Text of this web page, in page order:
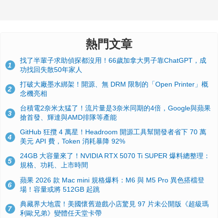
熱門文章
1
找了半輩子求助偵探都沒用！66歲加拿大男子靠ChatGPT，成
功找回失散50年家人
2
打破大廠墨水綁架！開源、無 DRM 限制的「Open Printer」概
念機亮相
3
台積電2奈米太猛了！流片量是3奈米同期的4倍，Google與蘋果
搶首發、輝達與AMD排隊等產能
4
GitHub 狂攬 4 萬星！Headroom 開源工具幫開發者省下 70 萬
美元 API 費，Token 消耗暴降 92%
5
24GB 大容量來了！NVIDIA RTX 5070 Ti SUPER 爆料總整理：
規格、功耗、上市時間
6
蘋果 2026 款 Mac mini 規格爆料：M6 與 M5 Pro 異色搭檔登
場！容量或將 512GB 起跳
7
典藏界大地震！美國懷舊遊戲小店驚見 97 片未公開版《超級瑪
利歐兄弟》變體任天堂卡帶